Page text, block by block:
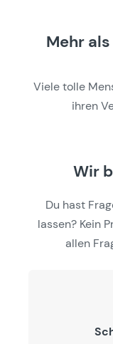
Mehr
Viele tolle
ihren
Wir
Du hast
lassen? Kein
allen